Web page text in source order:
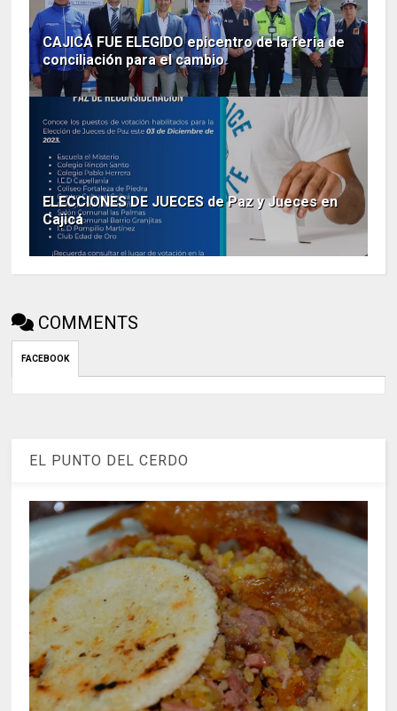
CAJICÁ FUE ELEGIDO epicentro de la feria de
conciliación para el cambio
ELECCIONES DE JUECES de Paz y Jueces en
Cajicá
COMMENTS
FACEBOOK
EL PUNTO DEL CERDO